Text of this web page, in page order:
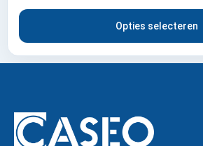
Opties selecteren